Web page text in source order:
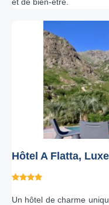
Hôtel A Flatta, Luxe
Un hôtel de charme